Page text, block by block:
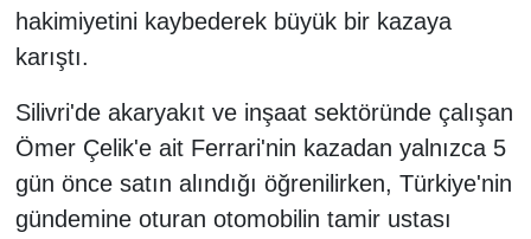
hakimiyetini kaybederek büyük bir kazaya
karıştı.
Silivri'de akaryakıt ve inşaat sektöründe çalışan
Ömer Çelik'e ait Ferrari'nin kazadan yalnızca 5
gün önce satın alındığı öğrenilirken, Türkiye'nin
gündemine oturan otomobilin tamir ustası